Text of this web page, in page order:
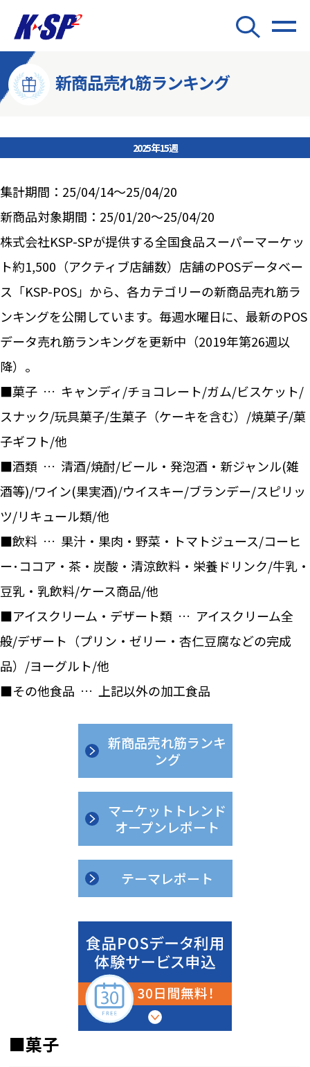
新商品売れ筋ランキング
2025年15週
集計期間：25/04/14～25/04/20
新商品対象期間：25/01/20～25/04/20
株式会社KSP-SPが提供する全国食品スーパーマーケッ
ト約1,500（アクティブ店舗数）店舗のPOSデータベー
ス「KSP-POS」から、各カテゴリーの新商品売れ筋ラ
ンキングを公開しています。毎週水曜日に、最新のPOS
データ売れ筋ランキングを更新中（2019年第26週以
降）。
■菓子 … キャンディ/チョコレート/ガム/ビスケット/
スナック/玩具菓子/生菓子（ケーキを含む）/焼菓子/菓
子ギフト/他
■酒類 … 清酒/焼酎/ビール・発泡酒・新ジャンル(雑
酒等)/ワイン(果実酒)/ウイスキー/ブランデー/スピリッ
ツ/リキュール類/他
■飲料 … 果汁・果肉・野菜・トマトジュース/コーヒ
ー･ココア・茶・炭酸・清涼飲料・栄養ドリンク/牛乳・
豆乳・乳飲料/ケース商品/他
■アイスクリーム・デザート類 … アイスクリーム全
般/デザート（プリン・ゼリー・杏仁豆腐などの完成
品）/ヨーグルト/他
■その他食品 … 上記以外の加工食品
新商品売れ筋ランキ
ング
マーケットトレンド
オープンレポート
テーマレポート
■菓子